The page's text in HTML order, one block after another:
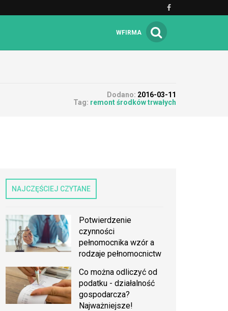
WFIRMA
Dodano: 2016-03-11
Tag: remont środków trwałych
NAJCZĘŚCIEJ CZYTANE
Potwierdzenie
czynności
pełnomocnika wzór a
rodzaje pełnomocnictw
Co można odliczyć od
podatku - działalność
gospodarcza?
Najważniejsze!